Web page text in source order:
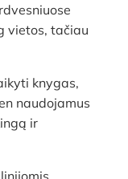
vietos, tačiau
knygas,
naudojamus
ir